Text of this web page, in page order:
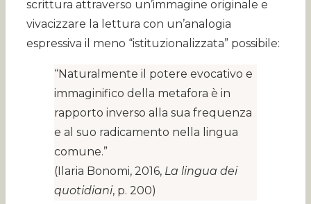
scrittura attraverso un’immagine originale e
vivacizzare la lettura con un’analogia
espressiva il meno “istituzionalizzata” possibile:
“Naturalmente il potere evocativo e
immaginifico della metafora è in
rapporto inverso alla sua frequenza
e al suo radicamento nella lingua
comune.”
(Ilaria Bonomi, 2016, La lingua dei
quotidiani, p. 200)